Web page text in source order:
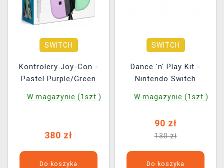
SWITCH
Kontrolery Joy-Con -
Pastel Purple/Green
W magazynie (1szt.)
380 zł
Do koszyka
SWITCH
Dance 'n' Play Kit -
Nintendo Switch
W magazynie (1szt.)
90 zł
130 zł
Do koszyka